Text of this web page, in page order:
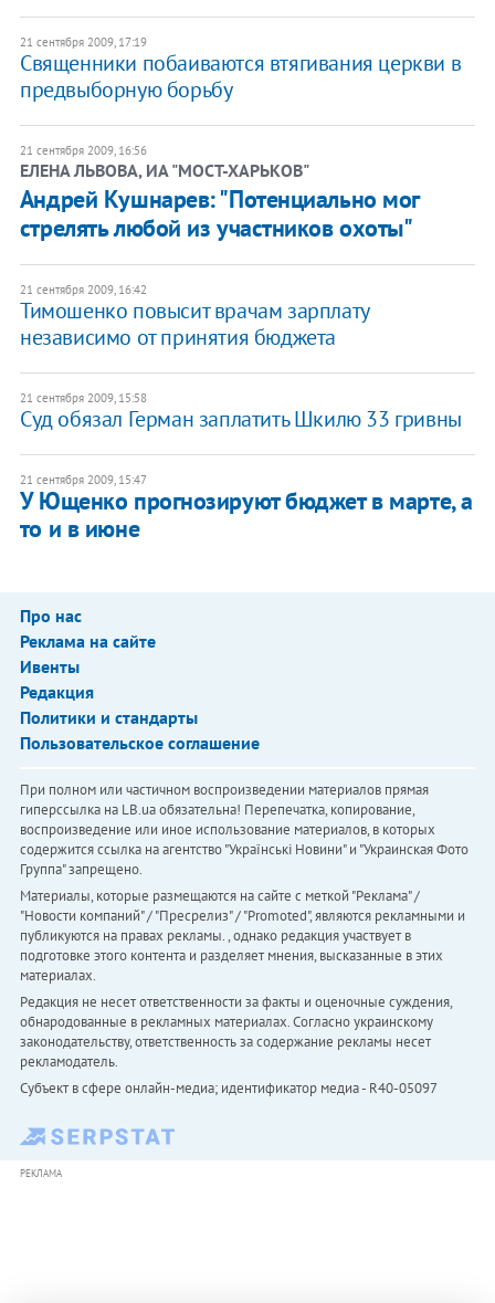
21 сентября 2009, 17:19
Священники побаиваются втягивания церкви в
предвыборную борьбу
21 сентября 2009, 16:56
ЕЛЕНА ЛЬВОВА, ИА "МОСТ-ХАРЬКОВ"
Андрей Кушнарев: "Потенциально мог
стрелять любой из участников охоты"
21 сентября 2009, 16:42
Тимошенко повысит врачам зарплату
независимо от принятия бюджета
21 сентября 2009, 15:58
Суд обязал Герман заплатить Шкилю 33 гривны
21 сентября 2009, 15:47
У Ющенко прогнозируют бюджет в марте, а
то и в июне
Про нас
Реклама на сайте
Ивенты
Редакция
Политики и стандарты
Пользовательское соглашение
При полном или частичном воспроизведении материалов прямая
гиперссылка на LB.ua обязательна! Перепечатка, копирование,
воспроизведение или иное использование материалов, в которых
содержится ссылка на агентство "Українськi Новини" и "Украинская Фото
Группа" запрещено.
Материалы, которые размещаются на сайте с меткой "Реклама" /
"Новости компаний" / "Пресрелиз" / "Promoted", являются рекламными и
публикуются на правах рекламы. , однако редакция участвует в
подготовке этого контента и разделяет мнения, высказанные в этих
материалах.
Редакция не несет ответственности за факты и оценочные суждения,
обнародованные в рекламных материалах. Согласно украинскому
законодательству, ответственность за содержание рекламы несет
рекламодатель.
Субъект в сфере онлайн-медиа; идентификатор медиа - R40-05097
РЕКЛАМА